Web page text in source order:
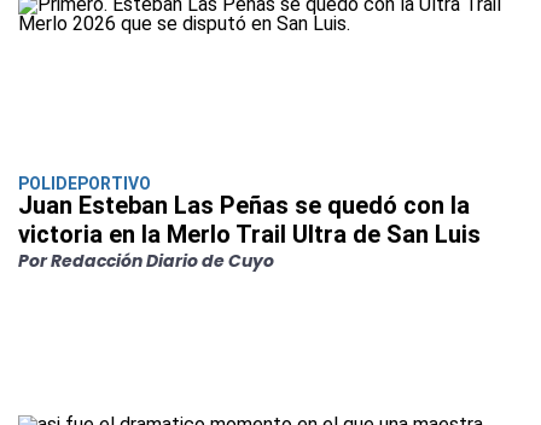
POLIDEPORTIVO
Juan Esteban Las Peñas se quedó con la
victoria en la Merlo Trail Ultra de San Luis
Por Redacción Diario de Cuyo